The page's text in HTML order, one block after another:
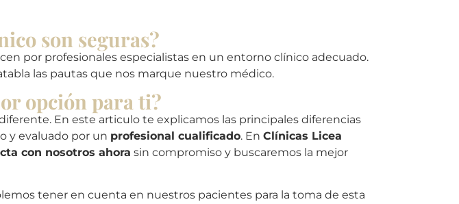
son seguras?
por profesionales especialistas en un entorno clínico adecuado.
las pautas que nos marque nuestro médico.
opción para ti?
En este articulo te explicamos las principales diferencias
y evaluado por un profesional cualificado. En Clínicas Licea
con nosotros ahora sin compromiso y buscaremos la mejor
tener en cuenta en nuestros pacientes para la toma de esta